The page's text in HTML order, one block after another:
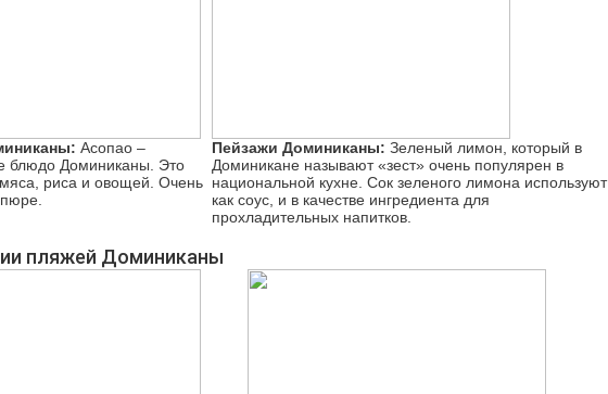
Асопао –
блюдо Доминиканы. Это
мяса, риса и овощей. Очень
Пейзажи Доминиканы: Зеленый лимон, который в
Доминикане называют «зест» очень популярен в
национальной кухне. Сок зеленого лимона используют
как соус, и в качестве ингредиента для
прохладительных напитков.
пляжей Доминиканы